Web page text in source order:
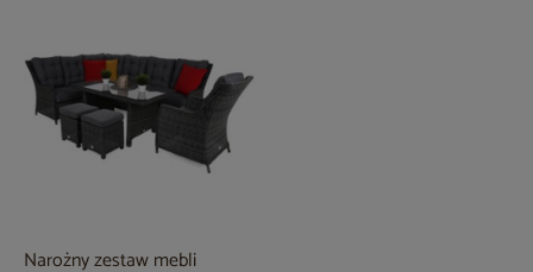
Narożny zestaw mebli